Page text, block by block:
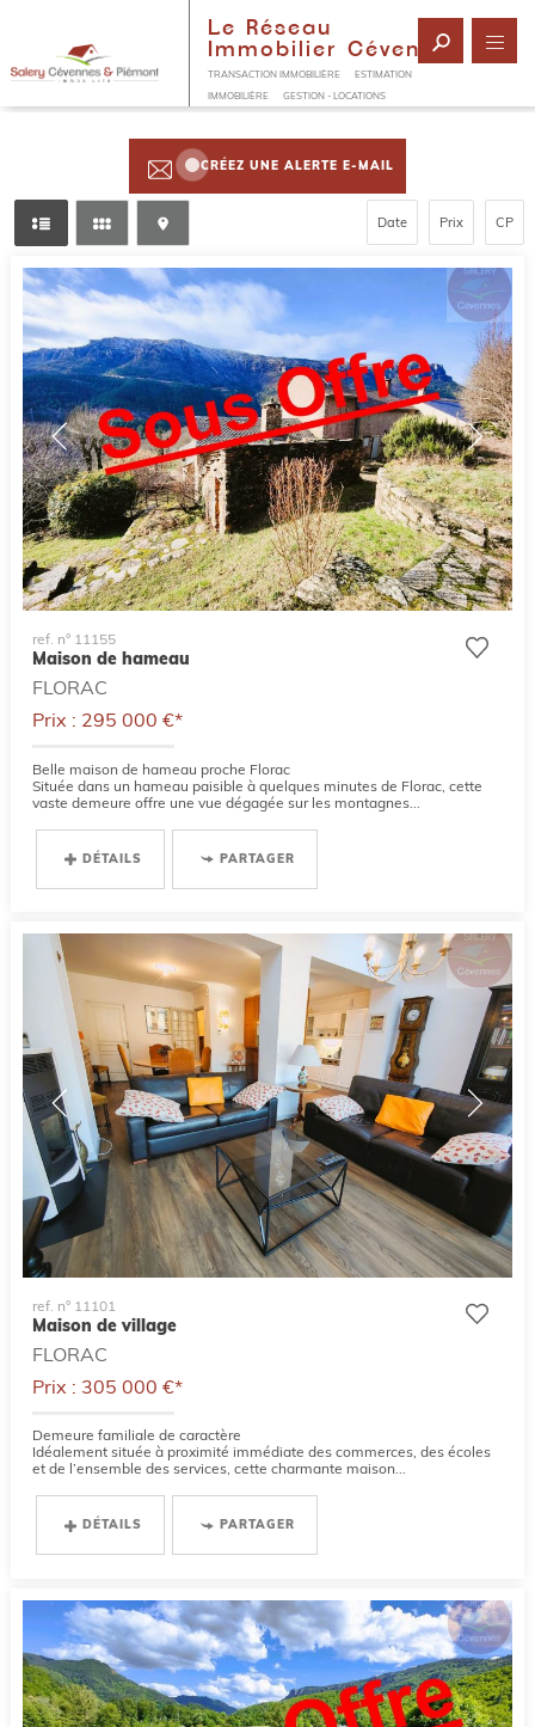
Le Réseau
Immobilier Cévenol
TRANSACTION IMMOBILIÈRE
ESTIMATION
IMMOBILIÈRE
GESTION - LOCATIONS
CRÉEZ UNE ALERTE E-MAIL
Date Prix CP
ref. n° 11155
Maison de hameau
FLORAC
Prix : 295 000 €*
Belle maison de hameau proche Florac
Située dans un hameau paisible à quelques minutes de Florac, cette
vaste demeure offre une vue dégagée sur les montagnes...
DÉTAILS PARTAGER
ref. n° 11101
Maison de village
FLORAC
Prix : 305 000 €*
Demeure familiale de caractère
Idéalement située à proximité immédiate des commerces, des écoles
et de l’ensemble des services, cette charmante maison...
DÉTAILS PARTAGER